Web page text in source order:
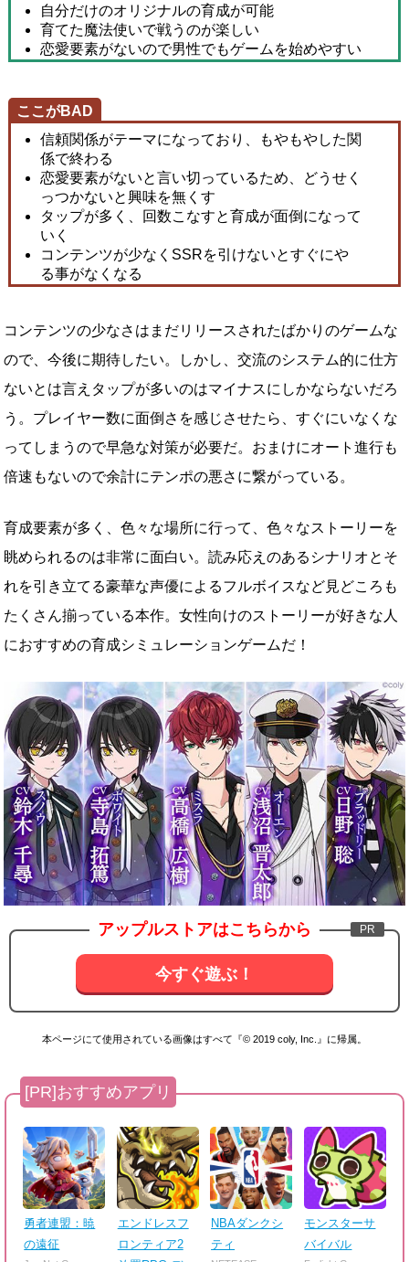
自分だけのオリジナルの育成が可能
育てた魔法使いで戦うのが楽しい
恋愛要素がないので男性でもゲームを始めやすい
ここがBAD
信頼関係がテーマになっており、もやもやした関
係で終わる
恋愛要素がないと言い切っているため、どうせく
っつかないと興味を無くす
タップが多く、回数こなすと育成が面倒になって
いく
コンテンツが少なくSSRを引けないとすぐにや
る事がなくなる
コンテンツの少なさはまだリリースされたばかりのゲームな
ので、今後に期待したい。しかし、交流のシステム的に仕方
ないとは言えタップが多いのはマイナスにしかならないだろ
う。プレイヤー数に面倒さを感じさせたら、すぐにいなくな
ってしまうので早急な対策が必要だ。おまけにオート進行も
倍速もないので余計にテンポの悪さに繋がっている。
育成要素が多く、色々な場所に行って、色々なストーリーを
眺められるのは非常に面白い。読み応えのあるシナリオとそ
れを引き立てる豪華な声優によるフルボイスなど見どころも
たくさん揃っている本作。女性向けのストーリーが好きな人
におすすめの育成シミュレーションゲームだ！
アップルストアはこちらから
今すぐ遊ぶ！
本ページにて使用されている画像はすべて『© 2019 coly, Inc.』に帰属。
勇者連盟：暁
の遠征
エンドレスフ
ロンティア2
NBAダンクシ
ティ
モンスターサ
バイバル